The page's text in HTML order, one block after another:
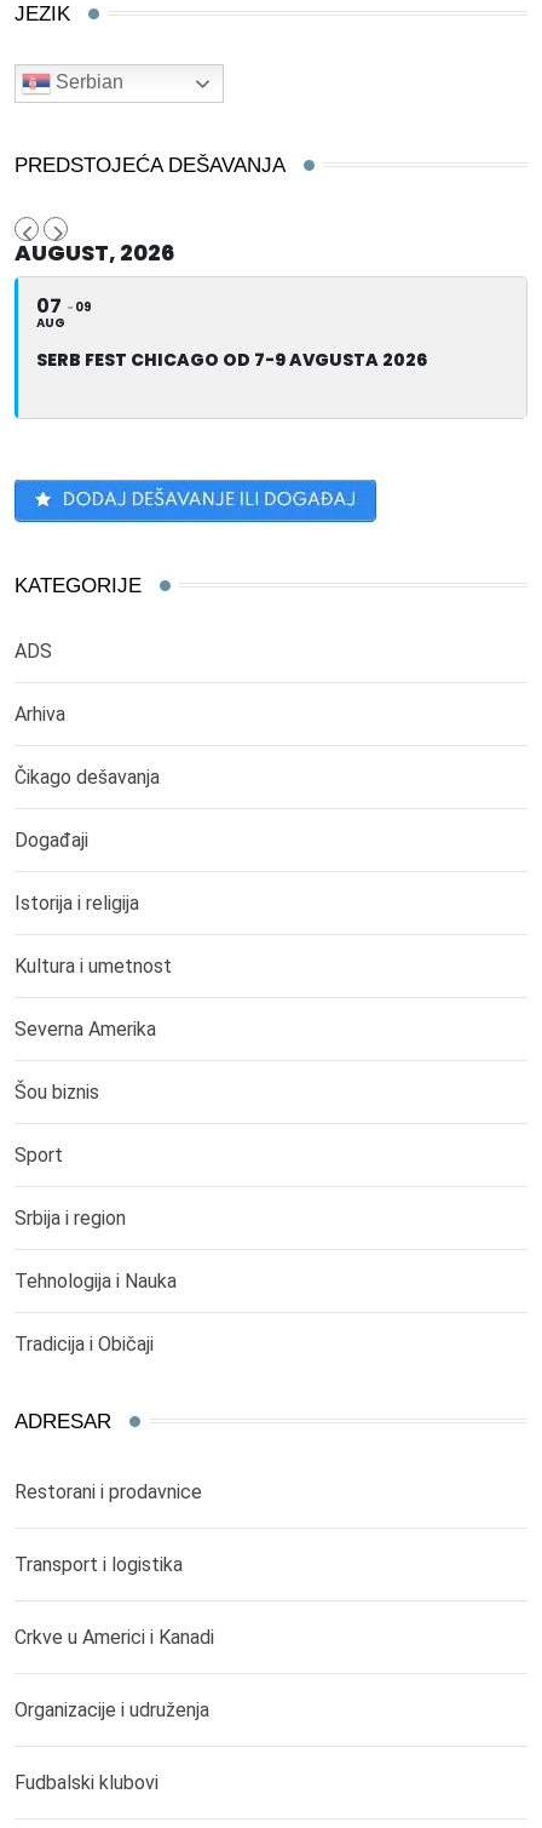
JEZIK
Serbian
PREDSTOJEĆA DEŠAVANJA
AUGUST, 2026
07
AUG
09
SERB FEST CHICAGO OD 7-9 AVGUSTA 2026
KATEGORIJE
ADS
Arhiva
Čikago dešavanja
Događaji
Istorija i religija
Kultura i umetnost
Severna Amerika
Šou biznis
Sport
Srbija i region
Tehnologija i Nauka
Tradicija i Običaji
ADRESAR
Restorani i prodavnice
Transport i logistika
Crkve u Americi i Kanadi
Organizacije i udruženja
Fudbalski klubovi